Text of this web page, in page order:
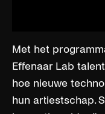
Met het
Effenaar Lab
hoe nieuwe
hun artiestschap.